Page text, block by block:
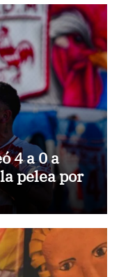
4 a 0 a
pelea por